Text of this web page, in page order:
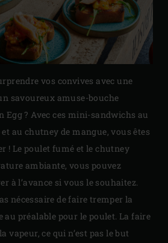
vos convives avec une
savoureux amuse-bouche
Egg ? Avec ces mini-sandwichs au
au chutney de mangue, vous êtes
! Le poulet fumé et le chutney
ambiante, vous pouvez
à l’avance si vous le souhaitez.
nécessaire de faire tremper la
au préalable pour le poulet. La faire
vapeur, ce qui n’est pas le but